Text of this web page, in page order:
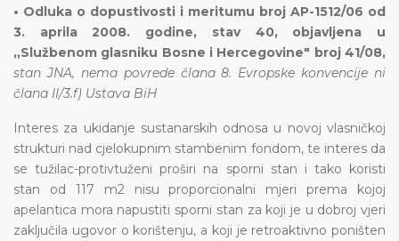
• Odluka o dopustivosti i meritumu broj AP-1512/06 od
3. aprila 2008. godine, stav 40, objavljena u
„Službenom glasniku Bosne i Hercegovine" broj 41/08,
stan JNA, nema povrede člana 8. Evropske konvencije ni
člana II/3.f) Ustava BiH
Interes za ukidanje sustanarskih odnosa u novoj vlasničkoj
strukturi nad cjelokupnim stambenim fondom, te interes da
se tužilac-protivtuženi proširi na sporni stan i tako koristi
stan od 117 m2 nisu proporcionalni mjeri prema kojoj
apelantica mora napustiti sporni stan za koji je u dobroj vjeri
zaključila ugovor o korištenju, a koji je retroaktivno poništen